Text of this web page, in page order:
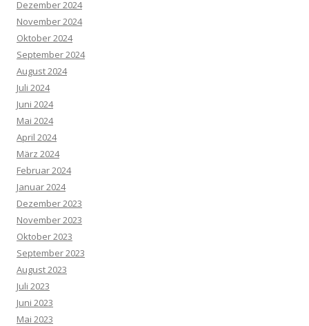
Dezember 2024
November 2024
Oktober 2024
September 2024
August 2024
Juli 2024
Juni 2024
Mai 2024
April 2024
März 2024
Februar 2024
Januar 2024
Dezember 2023
November 2023
Oktober 2023
September 2023
August 2023
Juli 2023
Juni 2023
Mai 2023